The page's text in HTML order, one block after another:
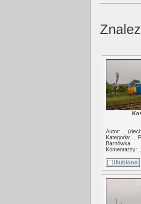
Autor: ... (
Kategoria: ...
Barnówka
Komentarzy: